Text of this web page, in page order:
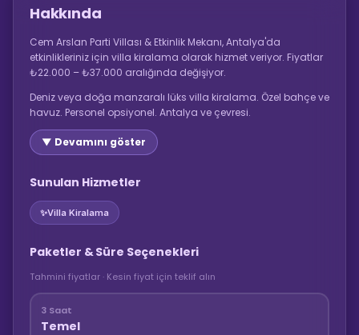
Hakkında
Cem Arslan Parti Villası & Etkinlik Mekanı, Antalya'da
etkinlikleriniz için villa kiralama olarak hizmet veriyor. Fiyatlar
₺22.000 – ₺37.000 aralığında değişiyor.
Deniz veya doğa manzaralı lüks villa kiralama. Özel bahçe ve
havuz. Personel opsiyonel. Antalya ve çevresi.
▼ Devamını göster
Sunulan Hizmetler
✨Villa Kiralama
Paketler & Süre Seçenekleri
Tahmini fiyatlar · Kesin fiyat için teklif alın
3 Saat
Temel